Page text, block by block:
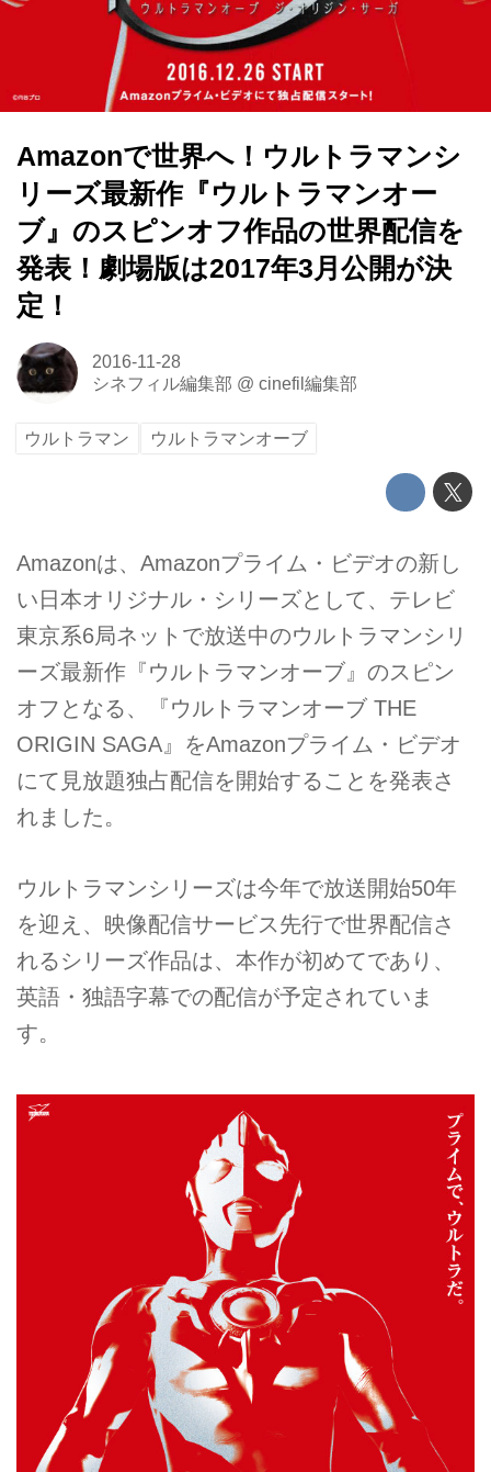
Amazonで世界へ！ウルトラマンシ
リーズ最新作『ウルトラマンオー
ブ』のスピンオフ作品の世界配信を
発表！劇場版は2017年3月公開が決
定！
2016-11-28
シネフィル編集部 @ cinefil編集部
ウルトラマン ウルトラマンオーブ
Amazonは、Amazonプライム・ビデオの新し
い日本オリジナル・シリーズとして、テレビ
東京系6局ネットで放送中のウルトラマンシリ
ーズ最新作『ウルトラマンオーブ』のスピン
オフとなる、『ウルトラマンオーブ THE
ORIGIN SAGA』をAmazonプライム・ビデオ
にて見放題独占配信を開始することを発表さ
れました。
ウルトラマンシリーズは今年で放送開始50年
を迎え、映像配信サービス先行で世界配信さ
れるシリーズ作品は、本作が初めてであり、
英語・独語字幕での配信が予定されていま
す。